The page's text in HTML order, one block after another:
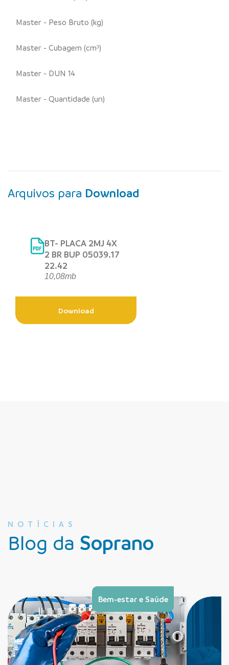
Master - Peso Bruto (kg)
Master - Cubagem (cm³)
Master - DUN 14
Master - Quantidade (un)
Arquivos para Download
BT- PLACA 2MJ 4X
2 BR BUP 05039.17
22.42
10,08mb
Download
NOTÍCIAS
Blog da Soprano
Bem-estar e Saúde